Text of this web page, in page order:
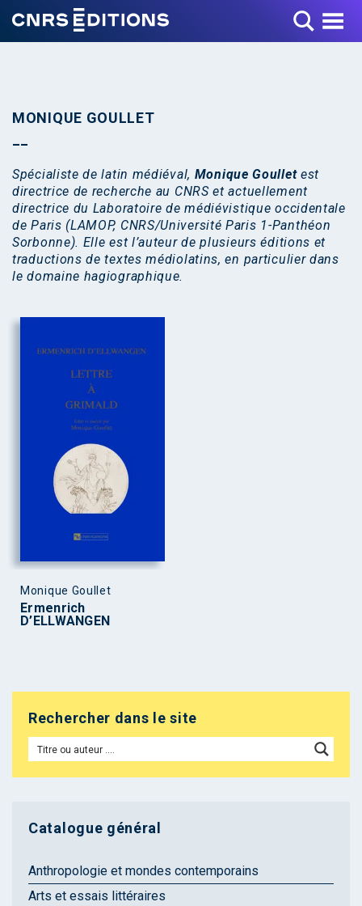
Toggle Menu
MONIQUE GOULLET
Spécialiste de latin médiéval, Monique Goulletest
directrice de recherche au CNRS et actuellement
directrice du Laboratoire de médiévistique occidentale
de Paris (LAMOP, CNRS/Université Paris 1-Panthéon
Sorbonne). Elle est l’auteur de plusieurs éditions et
traductions de textes médiolatins, en particulier dans
le domaine hagiographique.
Monique Goullet
Ermenrich
D’ELLWANGEN
Rechercher dans le site
Catalogue général
Anthropologie et mondes contemporains
Arts et essais littéraires